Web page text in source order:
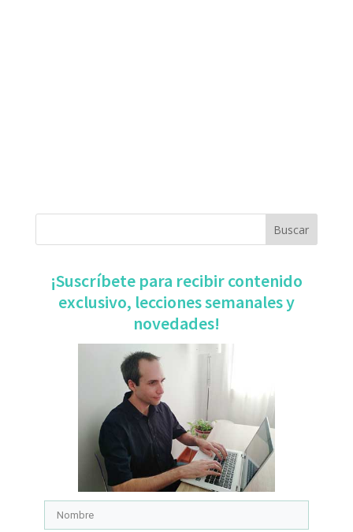
​¡Suscríbete para recibir contenido
exclusivo, ​lecciones semanales y
novedades!